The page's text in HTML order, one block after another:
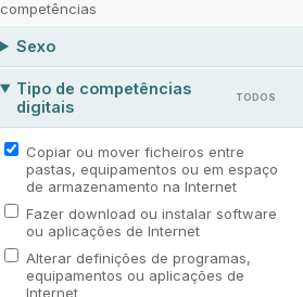
competências
Sexo
Tipo de competências
digitais
TODOS
Copiar ou mover ficheiros entre
pastas, equipamentos ou em espaço
de armazenamento na Internet
Fazer download ou instalar software
ou aplicações de Internet
Alterar definições de programas,
equipamentos ou aplicações de
Internet